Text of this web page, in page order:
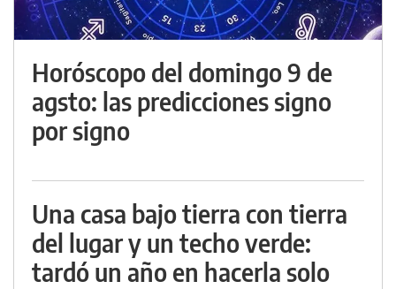
Horóscopo del domingo 9 de
agsto: las predicciones signo
por signo
Una casa bajo tierra con tierra
del lugar y un techo verde:
tardó un año en hacerla solo